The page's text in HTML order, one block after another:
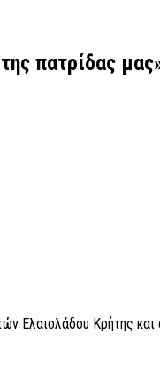
πατρίδας
Ελαιολάδου Κρήτης